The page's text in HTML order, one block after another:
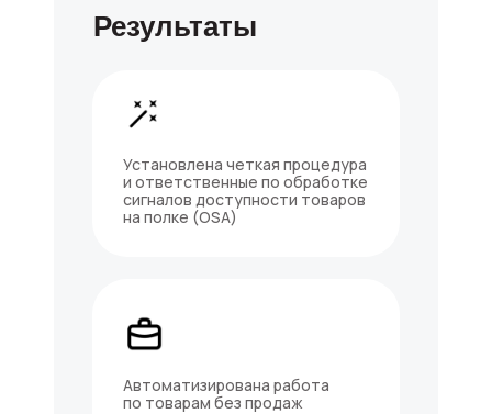
Установлена четкая процедура
и ответственные по обработке
сигналов доступности товаров
на полке (OSA)
Автоматизирована работа
по товарам без продаж
Результаты
Банки и Финтех
мобильное приложение
Imredi Promo
конфиденциальности